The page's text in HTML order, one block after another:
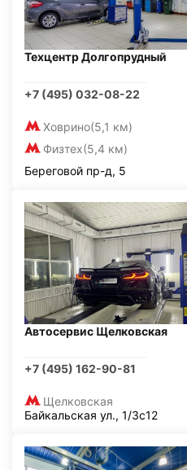
Техцентр Долгопрудный
+7 (495) 032-08-22
Ховрино(5,1 км)
Физтех(5,4 км)
Береговой пр-д, 5
Автосервис Щелковская
+7 (495) 162-90-81
Щелковская
Байкальская ул., 1/3с12